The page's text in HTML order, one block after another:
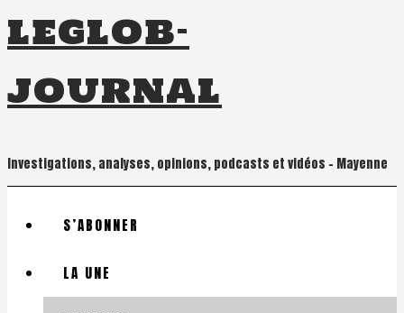
leglob-
journal
Investigations, analyses, opinions, podcasts et vidéos – Mayenne
S’ABONNER
LA UNE